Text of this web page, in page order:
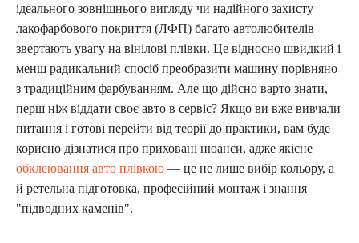
ідеального зовнішнього вигляду чи надійного захисту
лакофарбового покриття (ЛФП) багато автолюбителів
звертають увагу на вінілові плівки. Це відносно швидкий і
менш радикальний спосіб преобразити машину порівняно
з традиційним фарбуванням. Але що дійсно варто знати,
перш ніж віддати своє авто в сервіс? Якщо ви вже вивчали
питання і готові перейти від теорії до практики, вам буде
корисно дізнатися про приховані нюанси, адже якісне
обклеювання авто плівкою — це не лише вибір кольору, а
й ретельна підготовка, професійний монтаж і знання
"підводних каменів".